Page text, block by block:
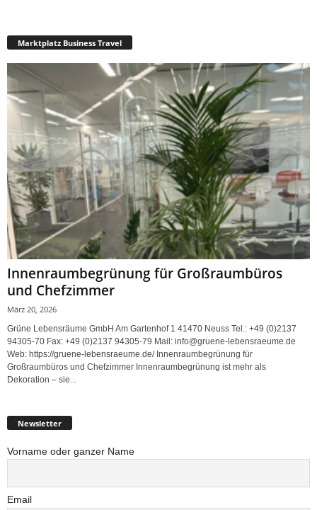
Marktplatz Business Travel
Innenraumbegrünung für Großraumbüros
und Chefzimmer
März 20, 2026
Grüne Lebensräume GmbH Am Gartenhof 1 41470 Neuss Tel.: +49 (0)2137
94305-70 Fax: +49 (0)2137 94305-79 Mail: info@gruene-lebensraeume.de
Web: https://gruene-lebensraeume.de/ Innenraumbegrünung für
Großraumbüros und Chefzimmer Innenraumbegrünung ist mehr als
Dekoration – sie...
Newsletter
Vorname oder ganzer Name
Email